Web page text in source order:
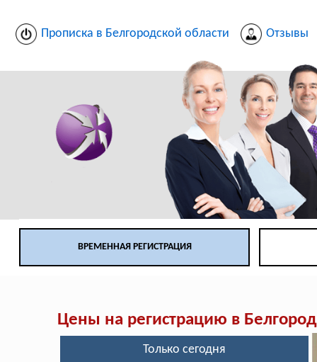
Прописка в Белгородской области Отзывы
ВРЕМЕННАЯ РЕГИСТРАЦИЯ
Цены на регистрацию в
Только сегодня